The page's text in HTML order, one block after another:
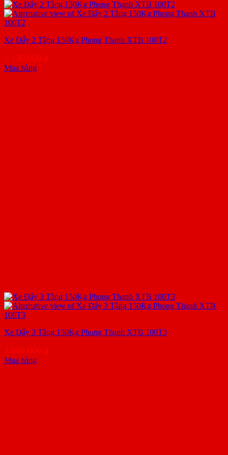
Xe Đẩy 2 Tầng 150Kg Phong Thạnh XTB 100T2
2.130.000 ₫
Mua hàng
Xe Đẩy 3 Tầng 150Kg Phong Thạnh XTB 100T3
2.660.000 ₫
Mua hàng